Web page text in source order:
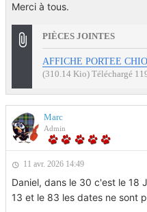
Merci à tous.
PIÈCES JOINTES
AFFICHE PORTEE
(310.14 Kio) Téléchargé
Marc
Admin
11 avr. 2026 14:49
Daniel, dans le 30 c'est le 18
13 et le 83 les dates ne sont